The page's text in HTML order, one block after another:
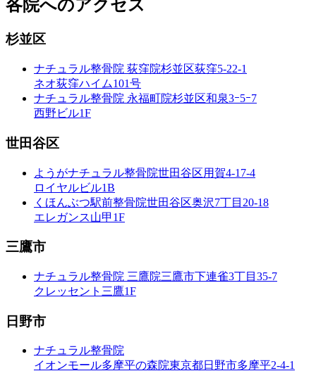
各院へのアクセス
杉並区
ナチュラル整骨院 荻窪院杉並区荻窪5-22-1
ネオ荻窪ハイム101号
ナチュラル整骨院 永福町院杉並区和泉3ｰ5ｰ7
西野ビル1F
世田谷区
ようがナチュラル整骨院世田谷区用賀4-17-4
ロイヤルビル1B
くほんぶつ駅前整骨院世田谷区奥沢7丁目20-18
エレガンス山甲1F
三鷹市
ナチュラル整骨院 三鷹院三鷹市下連雀3丁目35-7
クレッセント三鷹1F
日野市
ナチュラル整骨院
イオンモール多摩平の森院東京都日野市多摩平2-4-1